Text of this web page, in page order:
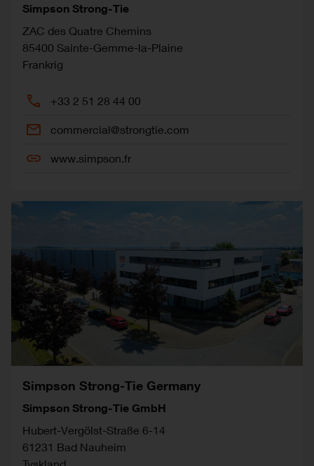
Simpson Strong-Tie
ZAC des Quatre Chemins
85400 Sainte-Gemme-la-Plaine
Frankrig
+33 2 51 28 44 00
commercial@strongtie.com
www.simpson.fr
Simpson Strong-Tie Germany
Simpson Strong-Tie GmbH
Hubert-Vergölst-Straße 6-14
61231 Bad Nauheim
Tyskland